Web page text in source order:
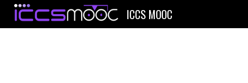
ICCS MOOC